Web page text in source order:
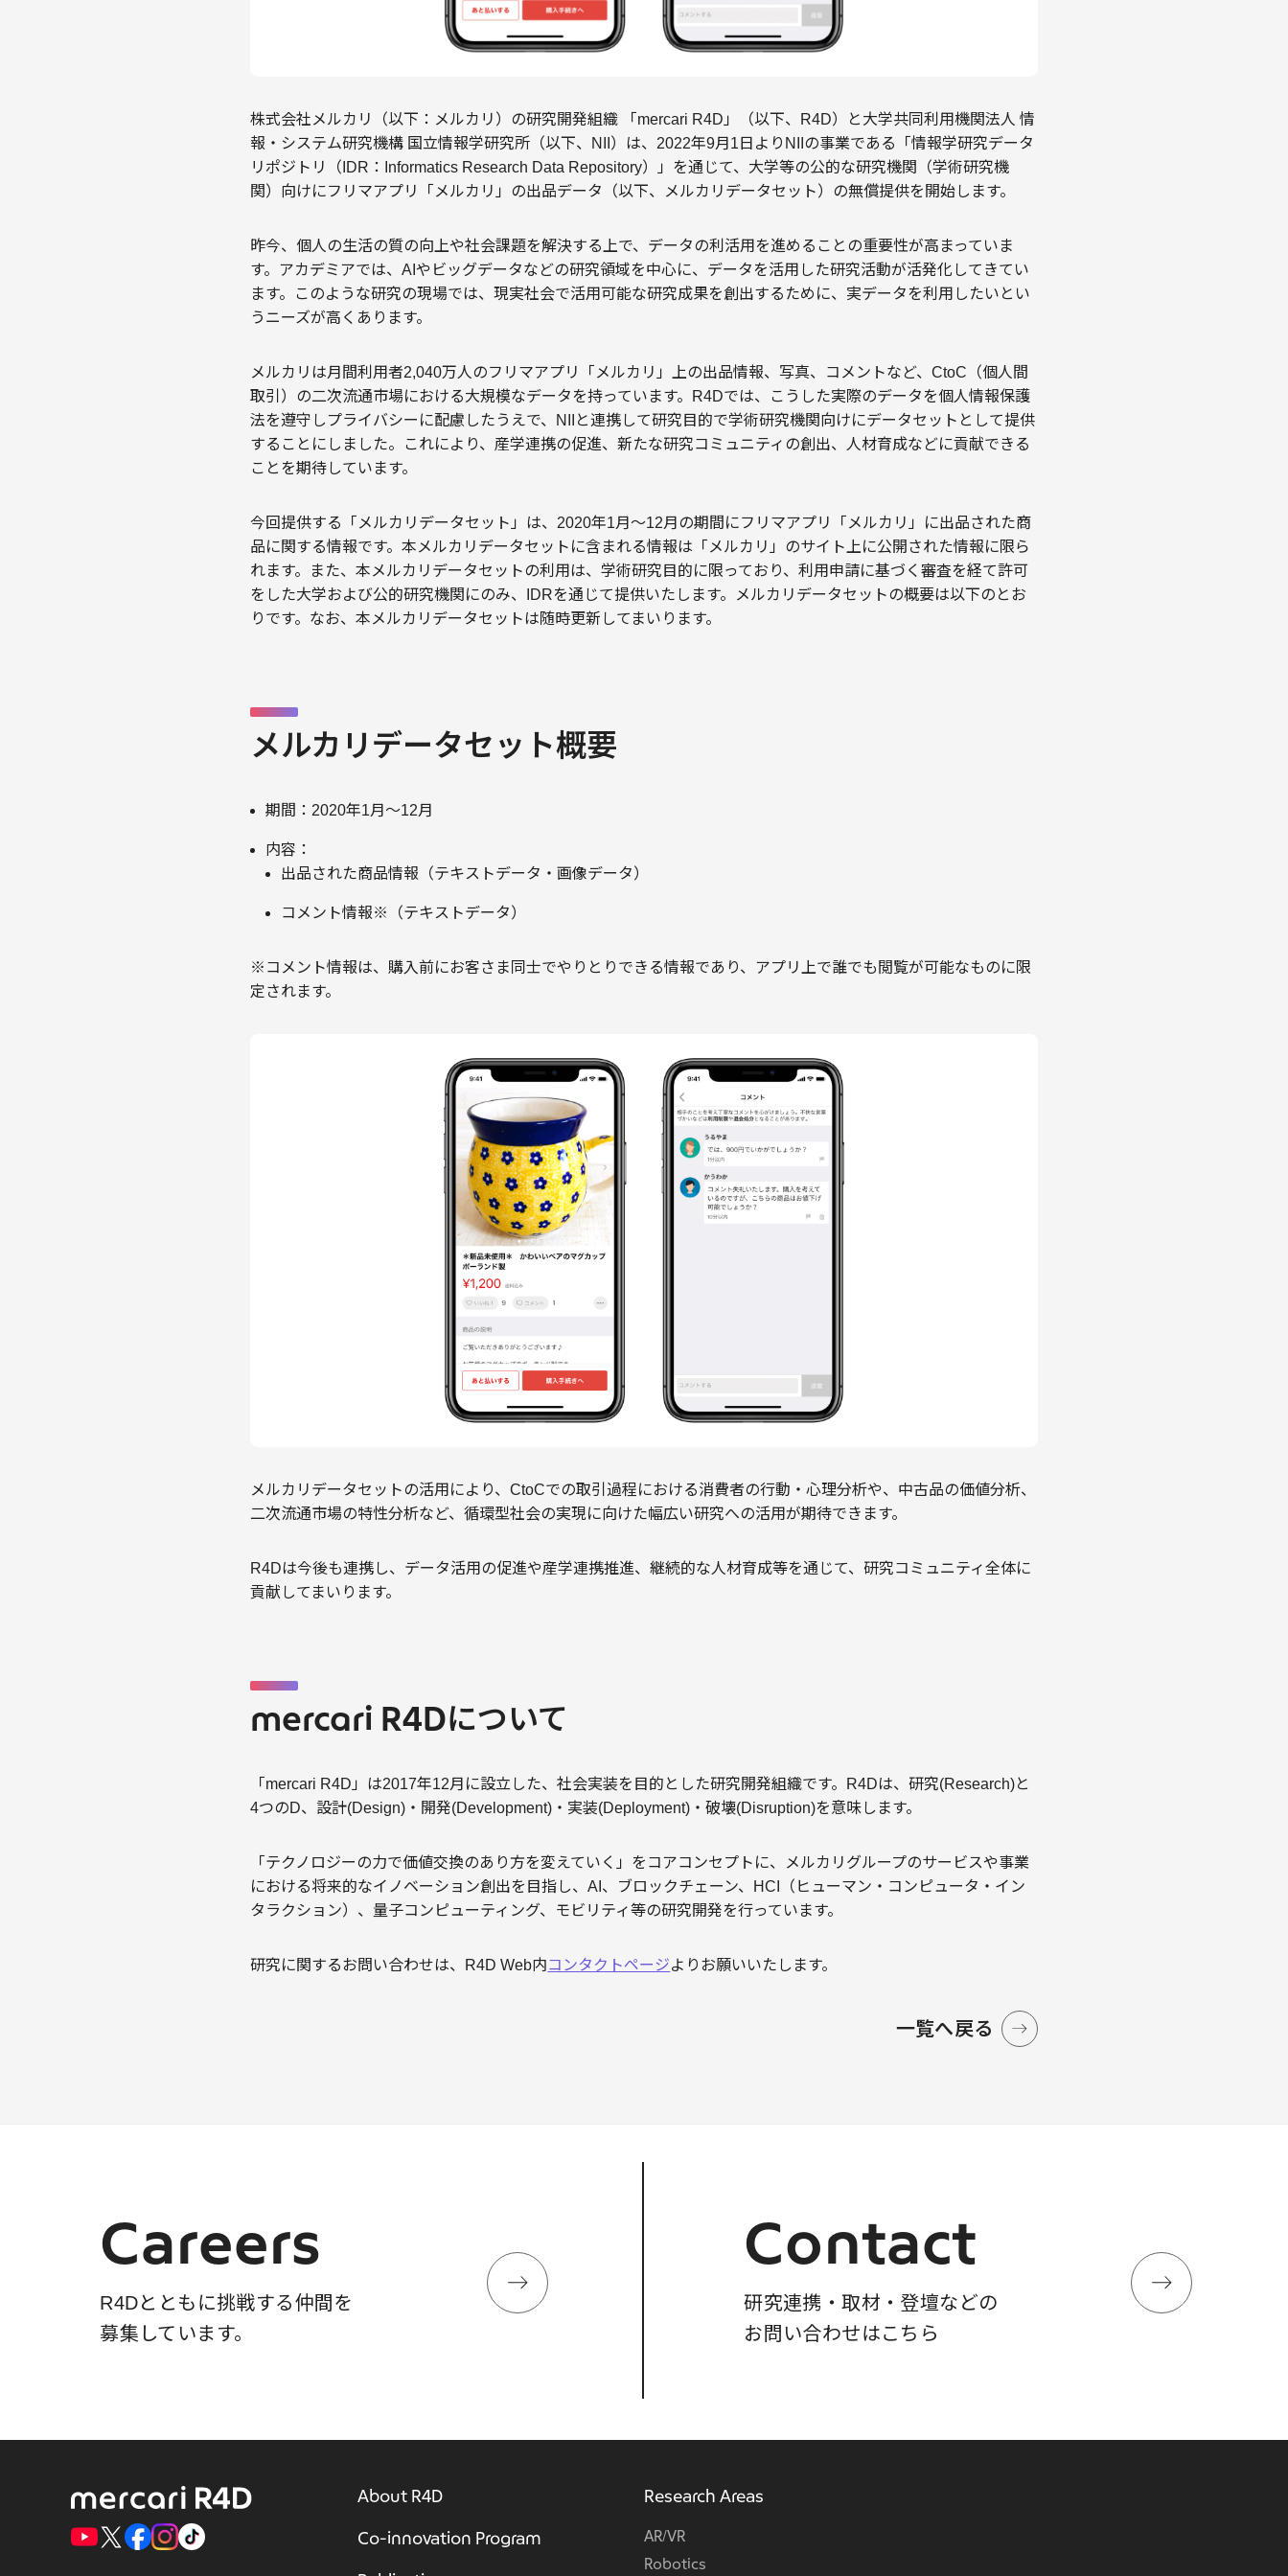
株式会社メルカリ（以下：メルカリ）の研究開発組織 「mercari R4D」（以下、R4D）と大学共同利用機関法人 情
報・システム研究機構 国立情報学研究所（以下、NII）は、2022年9月1日よりNIIの事業である「情報学研究データ
リポジトリ（IDR：Informatics Research Data Repository）」を通じて、大学等の公的な研究機関（学術研究機
関）向けにフリマアプリ「メルカリ」の出品データ（以下、メルカリデータセット）の無償提供を開始します。
昨今、個人の生活の質の向上や社会課題を解決する上で、データの利活用を進めることの重要性が高まっていま
す。アカデミアでは、AIやビッグデータなどの研究領域を中心に、データを活用した研究活動が活発化してきてい
ます。このような研究の現場では、現実社会で活用可能な研究成果を創出するために、実データを利用したいとい
うニーズが高くあります。
メルカリは月間利用者2,040万人のフリマアプリ「メルカリ」上の出品情報、写真、コメントなど、CtoC（個人間
取引）の二次流通市場における大規模なデータを持っています。R4Dでは、こうした実際のデータを個人情報保護
法を遵守しプライバシーに配慮したうえで、NIIと連携して研究目的で学術研究機関向けにデータセットとして提供
することにしました。これにより、産学連携の促進、新たな研究コミュニティの創出、人材育成などに貢献できる
ことを期待しています。
今回提供する「メルカリデータセット」は、2020年1月〜12月の期間にフリマアプリ「メルカリ」に出品された商
品に関する情報です。本メルカリデータセットに含まれる情報は「メルカリ」のサイト上に公開された情報に限ら
れます。また、本メルカリデータセットの利用は、学術研究目的に限っており、利用申請に基づく審査を経て許可
をした大学および公的研究機関にのみ、IDRを通じて提供いたします。メルカリデータセットの概要は以下のとお
りです。なお、本メルカリデータセットは随時更新してまいります。
メルカリデータセット概要
期間：2020年1月〜12月
内容：
出品された商品情報（テキストデータ・画像データ）
コメント情報※（テキストデータ）
※コメント情報は、購入前にお客さま同士でやりとりできる情報であり、アプリ上で誰でも閲覧が可能なものに限
定されます。
メルカリデータセットの活用により、CtoCでの取引過程における消費者の行動・心理分析や、中古品の価値分析、
二次流通市場の特性分析など、循環型社会の実現に向けた幅広い研究への活用が期待できます。
R4Dは今後も連携し、データ活用の促進や産学連携推進、継続的な人材育成等を通じて、研究コミュニティ全体に
貢献してまいります。
mercari R4Dについて
「mercari R4D」は2017年12月に設立した、社会実装を目的とした研究開発組織です。R4Dは、研究(Research)と
4つのD、設計(Design)・開発(Development)・実装(Deployment)・破壊(Disruption)を意味します。
「テクノロジーの力で価値交換のあり方を変えていく」をコアコンセプトに、メルカリグループのサービスや事業
における将来的なイノベーション創出を目指し、AI、ブロックチェーン、HCI（ヒューマン・コンピュータ・イン
タラクション）、量子コンピューティング、モビリティ等の研究開発を行っています。
研究に関するお問い合わせは、R4D Web内コンタクトページよりお願いいたします。
一覧へ戻る
Careers
R4Dとともに挑戦する仲間を
募集しています。
Contact
研究連携・取材・登壇などの
お問い合わせはこちら
About R4D
Co-innovation Program
Research Areas
AR/VR
Robotics